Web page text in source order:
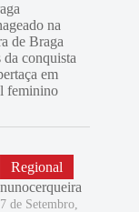
na
de Braga
da conquista
em
feminino
Regional
nunocerqueira
7 de Setembro,